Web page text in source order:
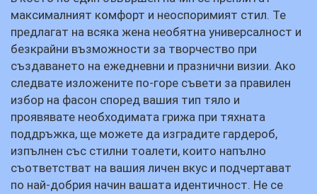
максималният комфорт и неоспоримият стил. Те
предлагат на всяка жена необятна универсалност и
безкрайни възможности за творчество при
създаването на ежедневни и празнични визии. Ако
следвате изложените по-горе съвети за правилен
избор на фасон според вашия тип тяло и
проявявате необходимата грижа при тяхната
поддръжка, ще можете да изградите гардероб,
изпълнен със стилни тоалети, които напълно
съответстват на вашия личен вкус и подчертават
по най-добрия начин вашата идентичност. Не се